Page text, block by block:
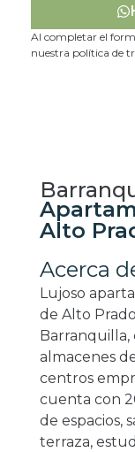
Al completar el
nuestra política de
Alto
Acerca
Lujoso
de Alto
Barranquilla,
almacenes
centros
cuenta con
de espacios,
terraza,